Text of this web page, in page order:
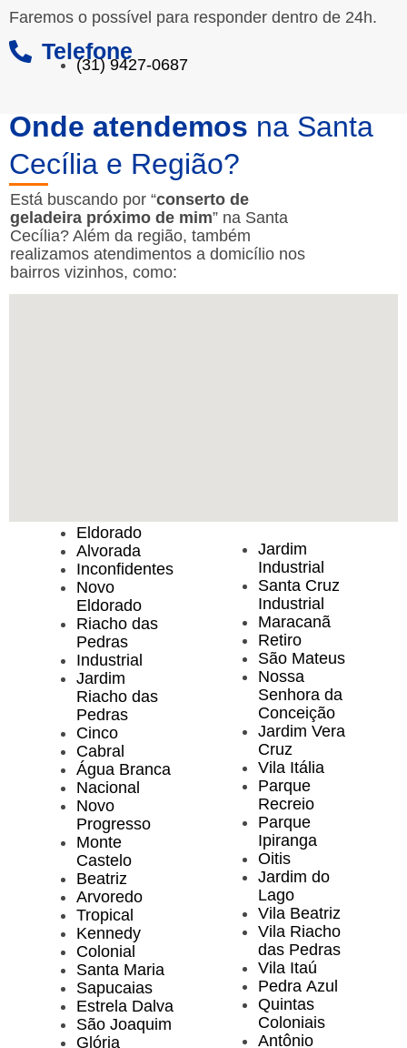
Faremos o possível para responder dentro de 24h.
Telefone
(31) 9427-0687
Onde atendemos na Santa
Cecília e Região?
Está buscando por “conserto de
geladeira próximo de mim” na Santa
Cecília? Além da região, também
realizamos atendimentos a domicílio nos
bairros vizinhos, como:
Eldorado
Alvorada
Inconfidentes
Novo
Eldorado
Riacho das
Pedras
Industrial
Jardim
Riacho das
Pedras
Cinco
Cabral
Água Branca
Nacional
Novo
Progresso
Monte
Castelo
Beatriz
Arvoredo
Tropical
Kennedy
Colonial
Santa Maria
Sapucaias
Estrela Dalva
São Joaquim
Glória
Jardim
Industrial
Santa Cruz
Industrial
Maracanã
Retiro
São Mateus
Nossa
Senhora da
Conceição
Jardim Vera
Cruz
Vila Itália
Parque
Recreio
Parque
Ipiranga
Oitis
Jardim do
Lago
Vila Beatriz
Vila Riacho
das Pedras
Vila Itaú
Pedra Azul
Quintas
Coloniais
Antônio